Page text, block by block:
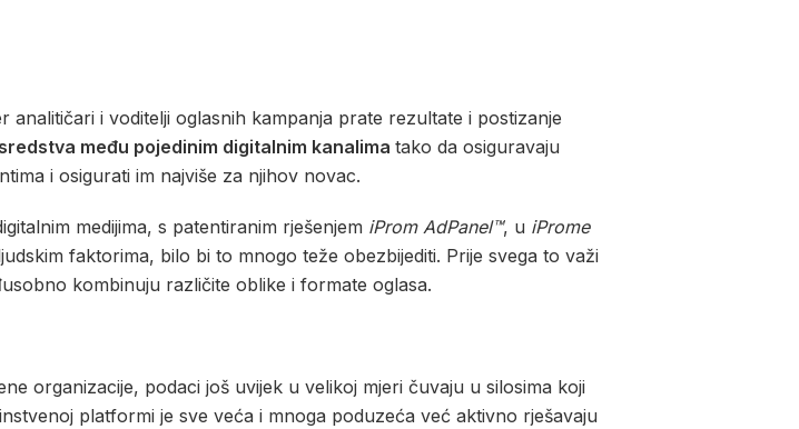
i voditelji oglasnih kampanja prate rezultate i postizanje
među pojedinim digitalnim kanalima tako da osiguravaju
i osigurati im najviše za njihov novac.
medijima, s patentiranim rješenjem iProm AdPanel™, u iProme
faktorima, bilo bi to mnogo teže obezbijediti. Prije svega to važi
kombinuju različite oblike i formate oglasa.
organizacije, podaci još uvijek u velikoj mjeri čuvaju u silosima koji
platformi je sve veća i mnoga poduzeća već aktivno rješavaju